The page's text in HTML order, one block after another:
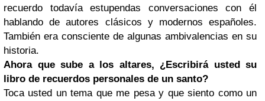
recuerdo todavía estupendas conversaciones con él
hablando de autores clásicos y modernos españoles.
También era consciente de algunas ambivalencias en su
historia.
Ahora que sube a los altares, ¿Escribirá usted su
libro de recuerdos personales de un santo?
Toca usted un tema que me pesa y que siento como un